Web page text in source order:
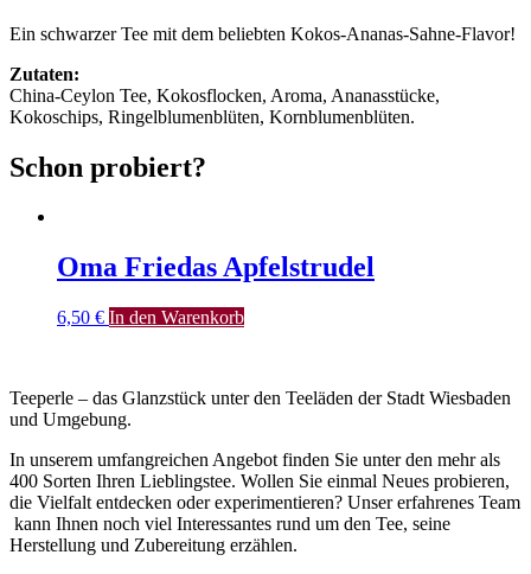
Ein schwarzer Tee mit dem beliebten Kokos-Ananas-Sahne-Flavor!
Zutaten:
China-Ceylon Tee, Kokosflocken, Aroma, Ananasstücke,
Kokoschips, Ringelblumenblüten, Kornblumenblüten.
Schon probiert?
Oma Friedas Apfelstrudel
6,50 € In den Warenkorb
Teeperle – das Glanzstück unter den Teeläden der Stadt Wiesbaden
und Umgebung.
In unserem umfangreichen Angebot finden Sie unter den mehr als
400 Sorten Ihren Lieblingstee. Wollen Sie einmal Neues probieren,
die Vielfalt entdecken oder experimentieren? Unser erfahrenes Team
kann Ihnen noch viel Interessantes rund um den Tee, seine
Herstellung und Zubereitung erzählen.